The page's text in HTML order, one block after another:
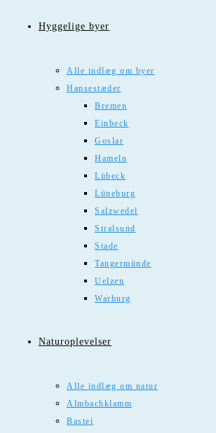
Hyggelige byer
Alle indlæg om byer
Hansestæder
Bremen
Einbeck
Goslar
Hameln
Lübeck
Lüneburg
Salzwedel
Stralsund
Stade
Tangermünde
Uelzen
Warburg
Naturoplevelser
Alle indlæg om natur
Almbachklamm
Bastei